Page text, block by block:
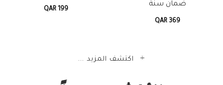
ضمان سنة
QAR 369
QAR 199
اكتشف المزيد ...